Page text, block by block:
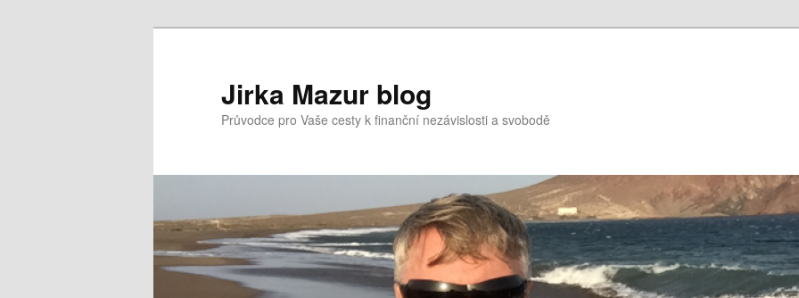
Jirka Mazur blog
Průvodce pro Vaše cesty k finanční nezávislosti a svobodě